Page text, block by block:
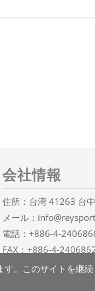
。このサイトを継
会社情報
住所：台湾 41263 台
メール：
電話： +886-4-
FAX：+886-4-